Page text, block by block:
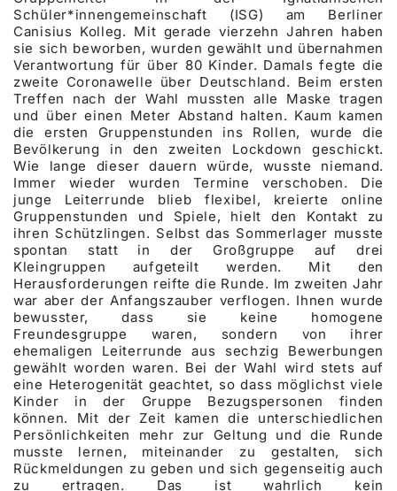
Schüler*innengemeinschaft (ISG) am Berliner
Canisius Kolleg. Mit gerade vierzehn Jahren haben
sie sich beworben, wurden gewählt und übernahmen
Verantwortung für über 80 Kinder. Damals fegte die
zweite Coronawelle über Deutschland. Beim ersten
Treffen nach der Wahl mussten alle Maske tragen
und über einen Meter Abstand halten. Kaum kamen
die ersten Gruppenstunden ins Rollen, wurde die
Bevölkerung in den zweiten Lockdown geschickt.
Wie lange dieser dauern würde, wusste niemand.
Immer wieder wurden Termine verschoben. Die
junge Leiterrunde blieb flexibel, kreierte online
Gruppenstunden und Spiele, hielt den Kontakt zu
ihren Schützlingen. Selbst das Sommerlager musste
spontan statt in der Großgruppe auf drei
Kleingruppen aufgeteilt werden. Mit den
Herausforderungen reifte die Runde. Im zweiten Jahr
war aber der Anfangszauber verflogen. Ihnen wurde
bewusster, dass sie keine homogene
Freundesgruppe waren, sondern von ihrer
ehemaligen Leiterrunde aus sechzig Bewerbungen
gewählt worden waren. Bei der Wahl wird stets auf
eine Heterogenität geachtet, so dass möglichst viele
Kinder in der Gruppe Bezugspersonen finden
können. Mit der Zeit kamen die unterschiedlichen
Persönlichkeiten mehr zur Geltung und die Runde
musste lernen, miteinander zu gestalten, sich
Rückmeldungen zu geben und sich gegenseitig auch
zu ertragen. Das ist wahrlich kein